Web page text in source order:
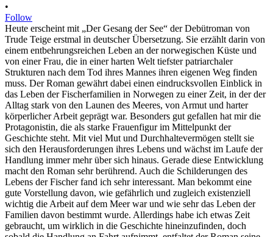
•
Follow
Heute erscheint mit „Der Gesang der See“ der Debütroman von
Trude Teige erstmal in deutscher Übersetzung. Sie erzählt darin von
einem entbehrungsreichen Leben an der norwegischen Küste und
von einer Frau, die in einer harten Welt tiefster patriarchaler
Strukturen nach dem Tod ihres Mannes ihren eigenen Weg finden
muss. Der Roman gewährt dabei einen eindrucksvollen Einblick in
das Leben der Fischerfamilien in Norwegen zu einer Zeit, in der der
Alltag stark von den Launen des Meeres, von Armut und harter
körperlicher Arbeit geprägt war. Besonders gut gefallen hat mir die
Protagonistin, die als starke Frauenfigur im Mittelpunkt der
Geschichte steht. Mit viel Mut und Durchhaltevermögen stellt sie
sich den Herausforderungen ihres Lebens und wächst im Laufe der
Handlung immer mehr über sich hinaus. Gerade diese Entwicklung
macht den Roman sehr berührend. Auch die Schilderungen des
Lebens der Fischer fand ich sehr interessant. Man bekommt eine
gute Vorstellung davon, wie gefährlich und zugleich existenziell
wichtig die Arbeit auf dem Meer war und wie sehr das Leben der
Familien davon bestimmt wurde. Allerdings habe ich etwas Zeit
gebraucht, um wirklich in die Geschichte hineinzufinden, doch